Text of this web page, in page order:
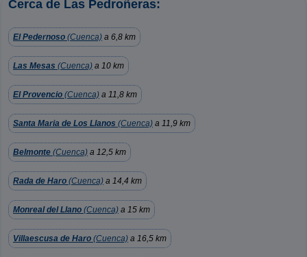
Cerca de Las Pedroñeras:
El Pedernoso (Cuenca) a 6,8 km
Las Mesas (Cuenca) a 10 km
El Provencio (Cuenca) a 11,8 km
Santa Maria de Los Llanos (Cuenca) a 11,9 km
Belmonte (Cuenca) a 12,5 km
Rada de Haro (Cuenca) a 14,4 km
Monreal del Llano (Cuenca) a 15 km
Villaescusa de Haro (Cuenca) a 16,5 km